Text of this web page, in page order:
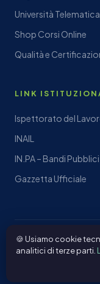
Università Telematica
Shop Corsi Online
Qualità e
LINK
Ispettorato del
INAIL
IN.PA – Bandi Pubblici
Gazzetta Ufficiale
© 2026 Formazione
riservati ·
🍪 Usiamo cookie
analitici di terze parti.